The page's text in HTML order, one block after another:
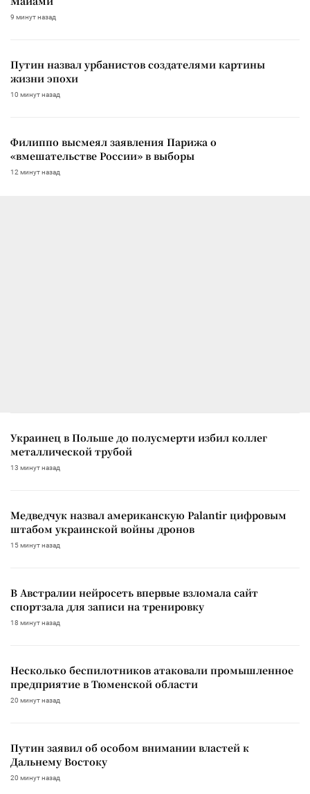
9 минут назад
Путин назвал урбанистов создателями картины
жизни эпохи
10 минут назад
Филиппо высмеял заявления Парижа о
«вмешательстве России» в выборы
12 минут назад
Украинец в Польше до полусмерти избил коллег
металлической трубой
13 минут назад
Медведчук назвал американскую Palantir цифровым
штабом украинской войны дронов
15 минут назад
В Австралии нейросеть впервые взломала сайт
спортзала для записи на тренировку
18 минут назад
Несколько беспилотников атаковали промышленное
предприятие в Тюменской области
20 минут назад
Путин заявил об особом внимании властей к
Дальнему Востоку
20 минут назад